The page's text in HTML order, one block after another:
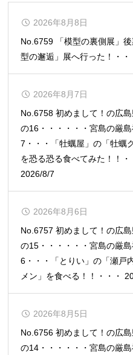
No.6759 「模型の裏側展」
型の邂逅」展へ行った！・
2026年8月8日
No.6758 初めまして！の広
の16・・・・・・宮島の厳島
7・・・「牡蠣屋」の「牡蠣
を恐る恐る食べてみた！！・
2026/8/7
2026年8月7日
No.6757 初めまして！の広
の15・・・・・・宮島の厳島
6・・・「とりい」の「瀬戸
メン」を食べる！！・・・
2026年8月6日
No.6756 初めまして！の広
の14・・・・・・宮島の厳島
2026年8月5日